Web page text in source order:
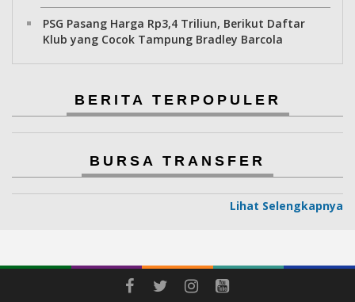
PSG Pasang Harga Rp3,4 Triliun, Berikut Daftar
Klub yang Cocok Tampung Bradley Barcola
BERITA TERPOPULER
BURSA TRANSFER
Lihat Selengkapnya